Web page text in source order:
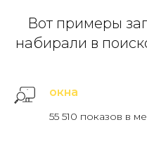
Вот примеры
набирали в
окна
55 510 показов в